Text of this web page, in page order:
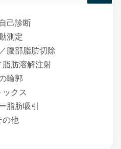
己診断
測定
腹部脂肪切除
脂肪溶解注射
輪郭
ックス
脂肪吸引
の他